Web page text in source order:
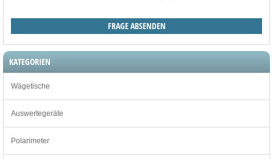
KATEGORIEN
Wägetische
Auswertegeräte
Polarimeter